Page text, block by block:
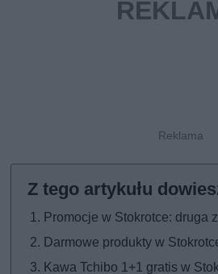
Promocje w Stokrotce: druga
Darmowe produkty w
Kawa Tchibo 1+1 gratis w